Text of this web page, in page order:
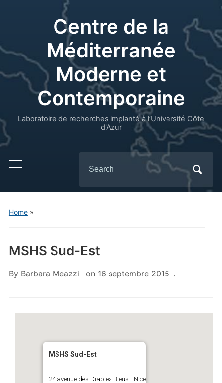
Centre de la
Méditerranée
Moderne et
Contemporaine
Laboratoire de recherches implanté à l’Université Côte
d'Azur
for:
Home»
MSHS Sud-Est
By Barbara Meazzi on 16 septembre 2015 .
MSHS Sud-Est
24 avenue des Diables Bleus - Nice